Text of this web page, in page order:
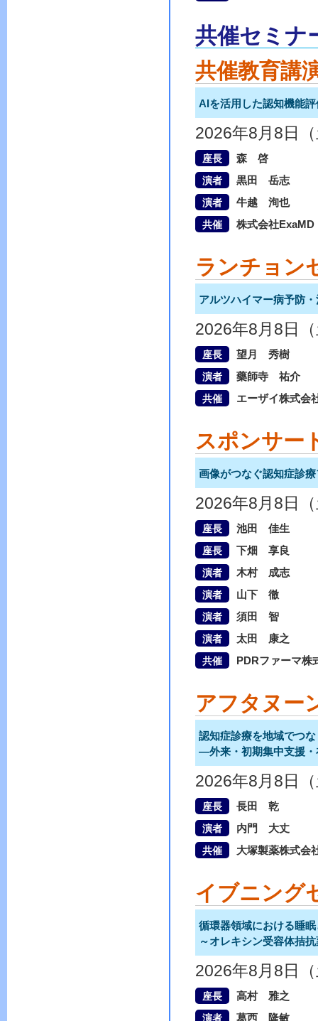
共催セミナ
共催教育講
AIを活用した認知機能
2026年8月8日
座長 森 啓
演者 黒田 岳志
演者 牛越 洵也
共催 株式会社ExaMD
ランチョン
アルツハイマー病予防
2026年8月8日
座長 望月 秀樹
演者 藥師寺 祐介
共催 エーザイ株式会
スポンサー
画像がつなぐ認知症診
2026年8月8日
座長 池田 佳生
座長 下畑 享良
演者 木村 成志
演者 山下 徹
演者 須田 智
演者 太田 康之
共催 PDRファーマ株
アフタヌー
認知症診療を地域でつな
―外来・初期集中支援
2026年8月8日
座長 長田 乾
演者 内門 大丈
共催 大塚製薬株式会
イブニング
循環器領域における睡
～オレキシン受容体拮
2026年8月8日
座長 高村 雅之
演者 葛西 隆敏